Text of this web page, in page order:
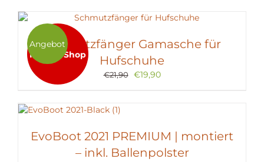
NEU im Shop
Angebot
Schmutzfänger Gamasche für
Hufschuhe
€21,90 Ursprünglicher
€19,90Aktueller
EvoBoot 2021 PREMIUM | montiert
– inkl. Ballenpolster